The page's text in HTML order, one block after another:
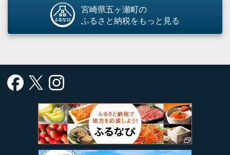
宮崎県五ヶ瀬町の
ふるさと納税をもっと見る